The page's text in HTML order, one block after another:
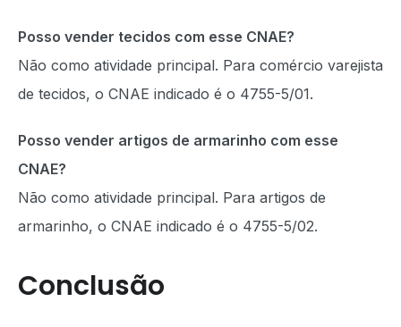
Posso vender tecidos com esse CNAE?
Não como atividade principal. Para comércio varejista
de tecidos, o CNAE indicado é o 4755-5/01.
Posso vender artigos de armarinho com esse
CNAE?
Não como atividade principal. Para artigos de
armarinho, o CNAE indicado é o 4755-5/02.
Conclusão